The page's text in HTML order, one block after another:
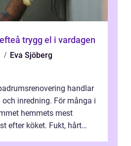
Elservice skellefteå trygg el i vardagen
Eva Sjöberg
handlar
inredning. För många i
hemmets mest
efter köket. Fukt, hårt